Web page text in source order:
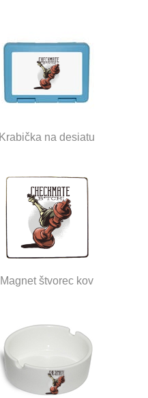
Krabička na desiatu
Magnet štvorec kov